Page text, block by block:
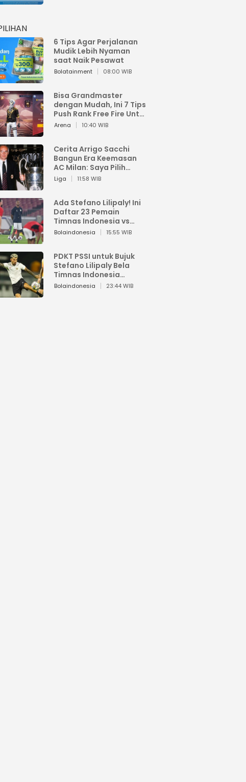
6 Tips Agar Perjalanan
Mudik Lebih Nyaman
saat Naik Pesawat
Bolatainment 08:00 WIB
Bisa Grandmaster
dengan Mudah, Ini 7 Tips
Push Rank Free Fire Untuk
Pemula
Arena 10:40 WIB
Cerita Arrigo Sacchi
Bangun Era Keemasan
AC Milan: Saya Pilih
Pemain dari Isi Otaknya
Liga 11:58 WIB
Ada Stefano Lilipaly! Ini
Daftar 23 Pemain
Timnas Indonesia vs
China
Bolaindonesia 15:55 WIB
PDKT PSSI untuk Bujuk
Stefano Lilipaly Bela
Timnas Indonesia
Berakhir Berantakan
Bolaindonesia 23:44 WIB